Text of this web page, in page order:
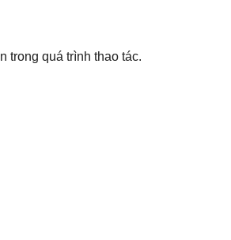
trong quá trình thao tác.